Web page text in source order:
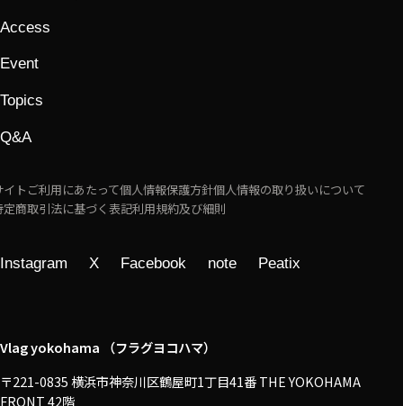
Access
Event
Topics
Q&A
イトご利用にあたって個人情報保護方針個人情報の取り扱いについて
定商取引法に基づく表記利用規約及び細則
Instagram X Facebook note Peatix
Vlag yokohama （フラグヨコハマ）
〒221-0835 横浜市神奈川区鶴屋町1丁目41番 THE YOKOHAMA
FRONT 42階